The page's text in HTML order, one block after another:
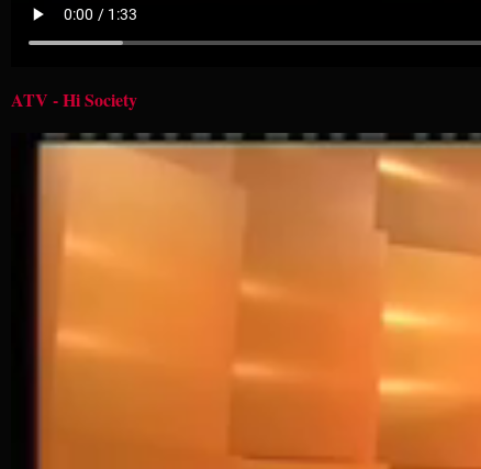
ATV - Hi Society